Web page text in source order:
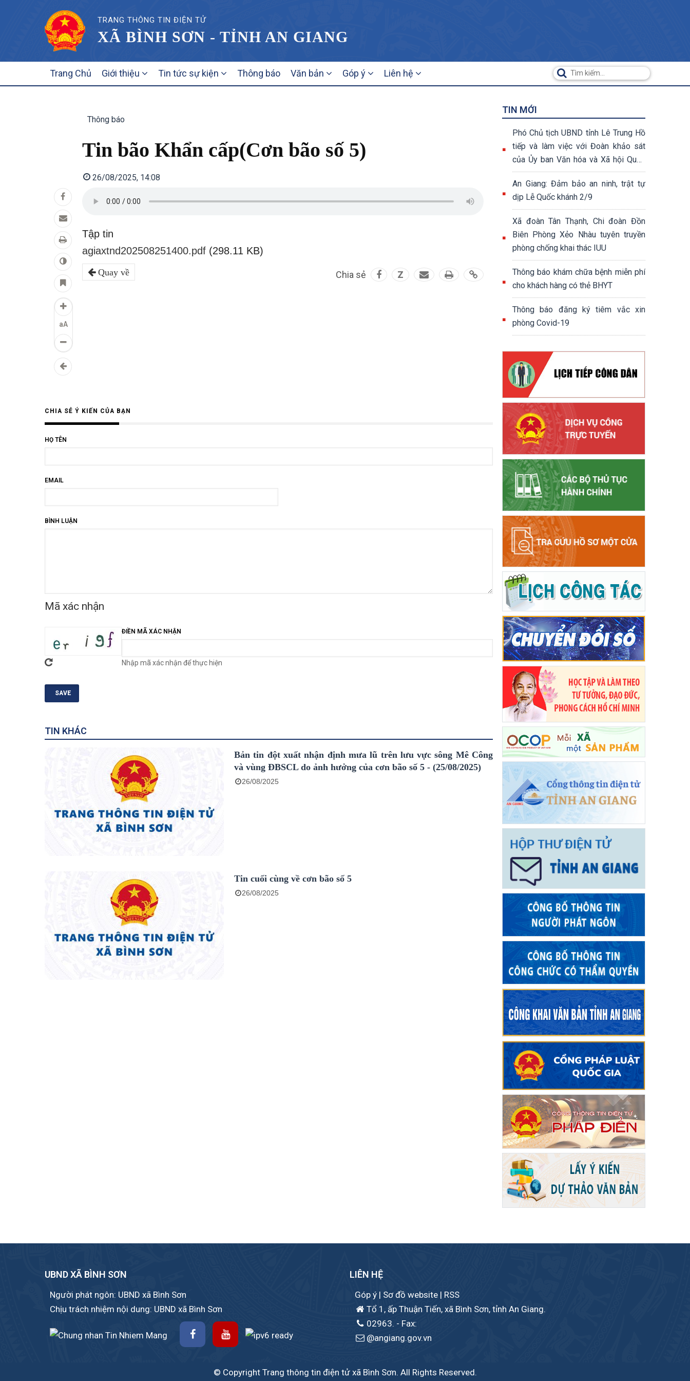
TRANG THÔNG TIN ĐIỆN TỬ
XÃ BÌNH SƠN - TỈNH AN GIANG
NAVIGATION
Trang Chủ Giới thiệu Tin tức sự kiện Thông báo Văn bản Góp ý Liên hệ
aA
Thông báo
Tin bão Khẩn cấp(Cơn bão số 5)
26/08/2025, 14:08
Tập tin
agiaxtnd202508251400.pdf (298.11 KB)
Quay về Chia sẻ Z
CHIA SẺ Ý KIẾN CỦA BẠN
HỌ TÊN
EMAIL
BÌNH LUẬN
Mã xác nhận
ĐIỀN MÃ XÁC NHẬN
Nhập mã xác nhận để thực hiện
TIN KHÁC
Bản tin đột xuất nhận định mưa lũ trên lưu vực sông Mê Công
và vùng ĐBSCL do ảnh hưởng của cơn bão số 5 - (25/08/2025)
26/08/2025
Tin cuối cùng về cơn bão số 5
26/08/2025
TIN MỚI
Phó Chủ tịch UBND tỉnh Lê Trung Hồ
tiếp và làm việc với Đoàn khảo sát
của Ủy ban Văn hóa và Xã hội Quốc
hội khóa XV
An Giang: Đảm bảo an ninh, trật tự
dịp Lễ Quốc khánh 2/9
Xã đoàn Tân Thạnh, Chi đoàn Đồn
Biên Phòng Xẻo Nhàu tuyên truyền
phòng chống khai thác IUU
Thông báo khám chữa bệnh miễn phí
cho khách hàng có thẻ BHYT
Thông báo đăng ký tiêm vắc xin
phòng Covid-19
UBND XÃ BÌNH SƠN
Người phát ngôn: UBND xã Bình Sơn
Chịu trách nhiệm nội dung: UBND xã Bình Sơn
LIÊN HỆ
Góp ý | Sơ đồ website | RSS
Tổ 1, ấp Thuận Tiến, xã Bình Sơn, tỉnh An Giang.
02963. - Fax:
@angiang.gov.vn
© Copyright Trang thông tin điện tử xã Bình Sơn. All Rights Reserved.